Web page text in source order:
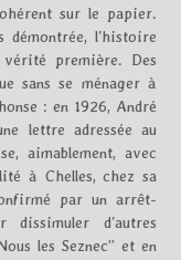
sur le papier.
l’histoire
première. Des
sans se ménager à
: en 1926, André
lettre adressée au
aimablement, avec
à Chelles, chez sa
par un arrêt-
d’autres
les Seznec” et en